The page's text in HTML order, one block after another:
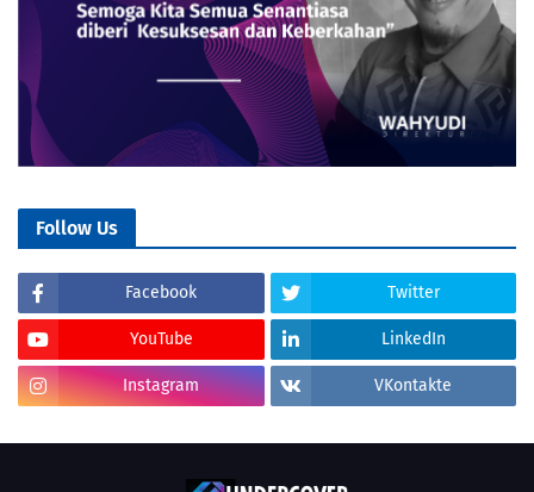
Follow Us
Facebook Twitter
YouTube LinkedIn
Instagram VKontakte